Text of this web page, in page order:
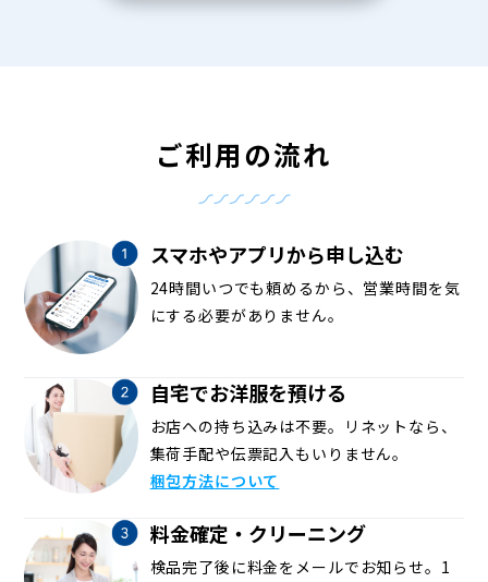
ご利用の流れ
スマホやアプリから申し込む
24時間いつでも頼めるから、営業時間を気
にする必要がありません。
自宅でお洋服を預ける
お店への持ち込みは不要。リネットなら、
集荷手配や伝票記入もいりません。
梱包方法について
料金確定・クリーニング
検品完了後に料金をメールでお知らせ。1